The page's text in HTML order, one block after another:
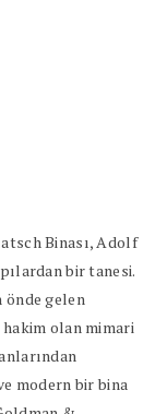
Binası, Adolf
bir tanesi.
önde gelen
olan mimari
modern bir bina